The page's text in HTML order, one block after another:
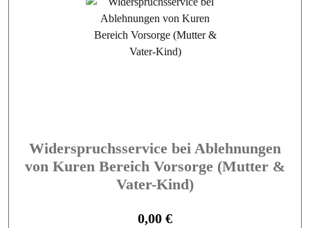
Widerspruchsservice bei Ablehnungen
von Kuren Bereich Vorsorge (Mutter &
Vater-Kind)
0,00 €